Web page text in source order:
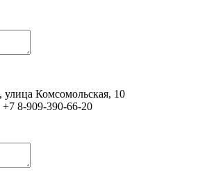
улица Комсомольская, 10
+7 8-909-390-66-20